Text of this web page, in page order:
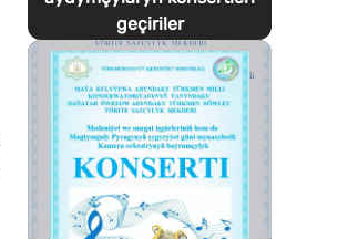
geçiriler